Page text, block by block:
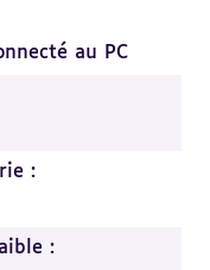
au PC
:
: